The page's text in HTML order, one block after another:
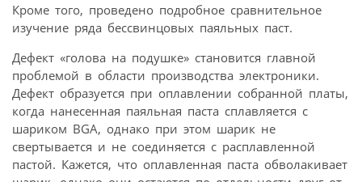
Кроме того, проведено подробное сравнительное
изучение ряда бессвинцовых паяльных паст.
Дефект «голова на подушке» становится главной
проблемой в области производства электроники.
Дефект образуется при оплавлении собранной платы,
когда нанесенная паяльная паста сплавляется с
шариком BGA, однако при этом шарик не
свертывается и не соединяется с расплавленной
пастой. Кажется, что оплавленная паста обволакивает